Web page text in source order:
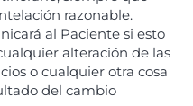
razonable.
al Paciente si esto
alteración de las
o cualquier otra cosa
del cambio